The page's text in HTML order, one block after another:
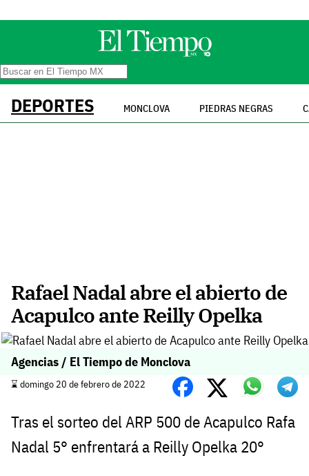
DEPORTES MONCLOVA PIEDRAS NEGRAS
Rafael Nadal abre el abierto de
Acapulco ante Reilly Opelka
Agencias / El Tiempo de Monclova
⌛️ domingo 20 de febrero de 2022
Tras el sorteo del ARP 500 de Acapulco Rafa
Nadal 5° enfrentará a Reilly Opelka 20°